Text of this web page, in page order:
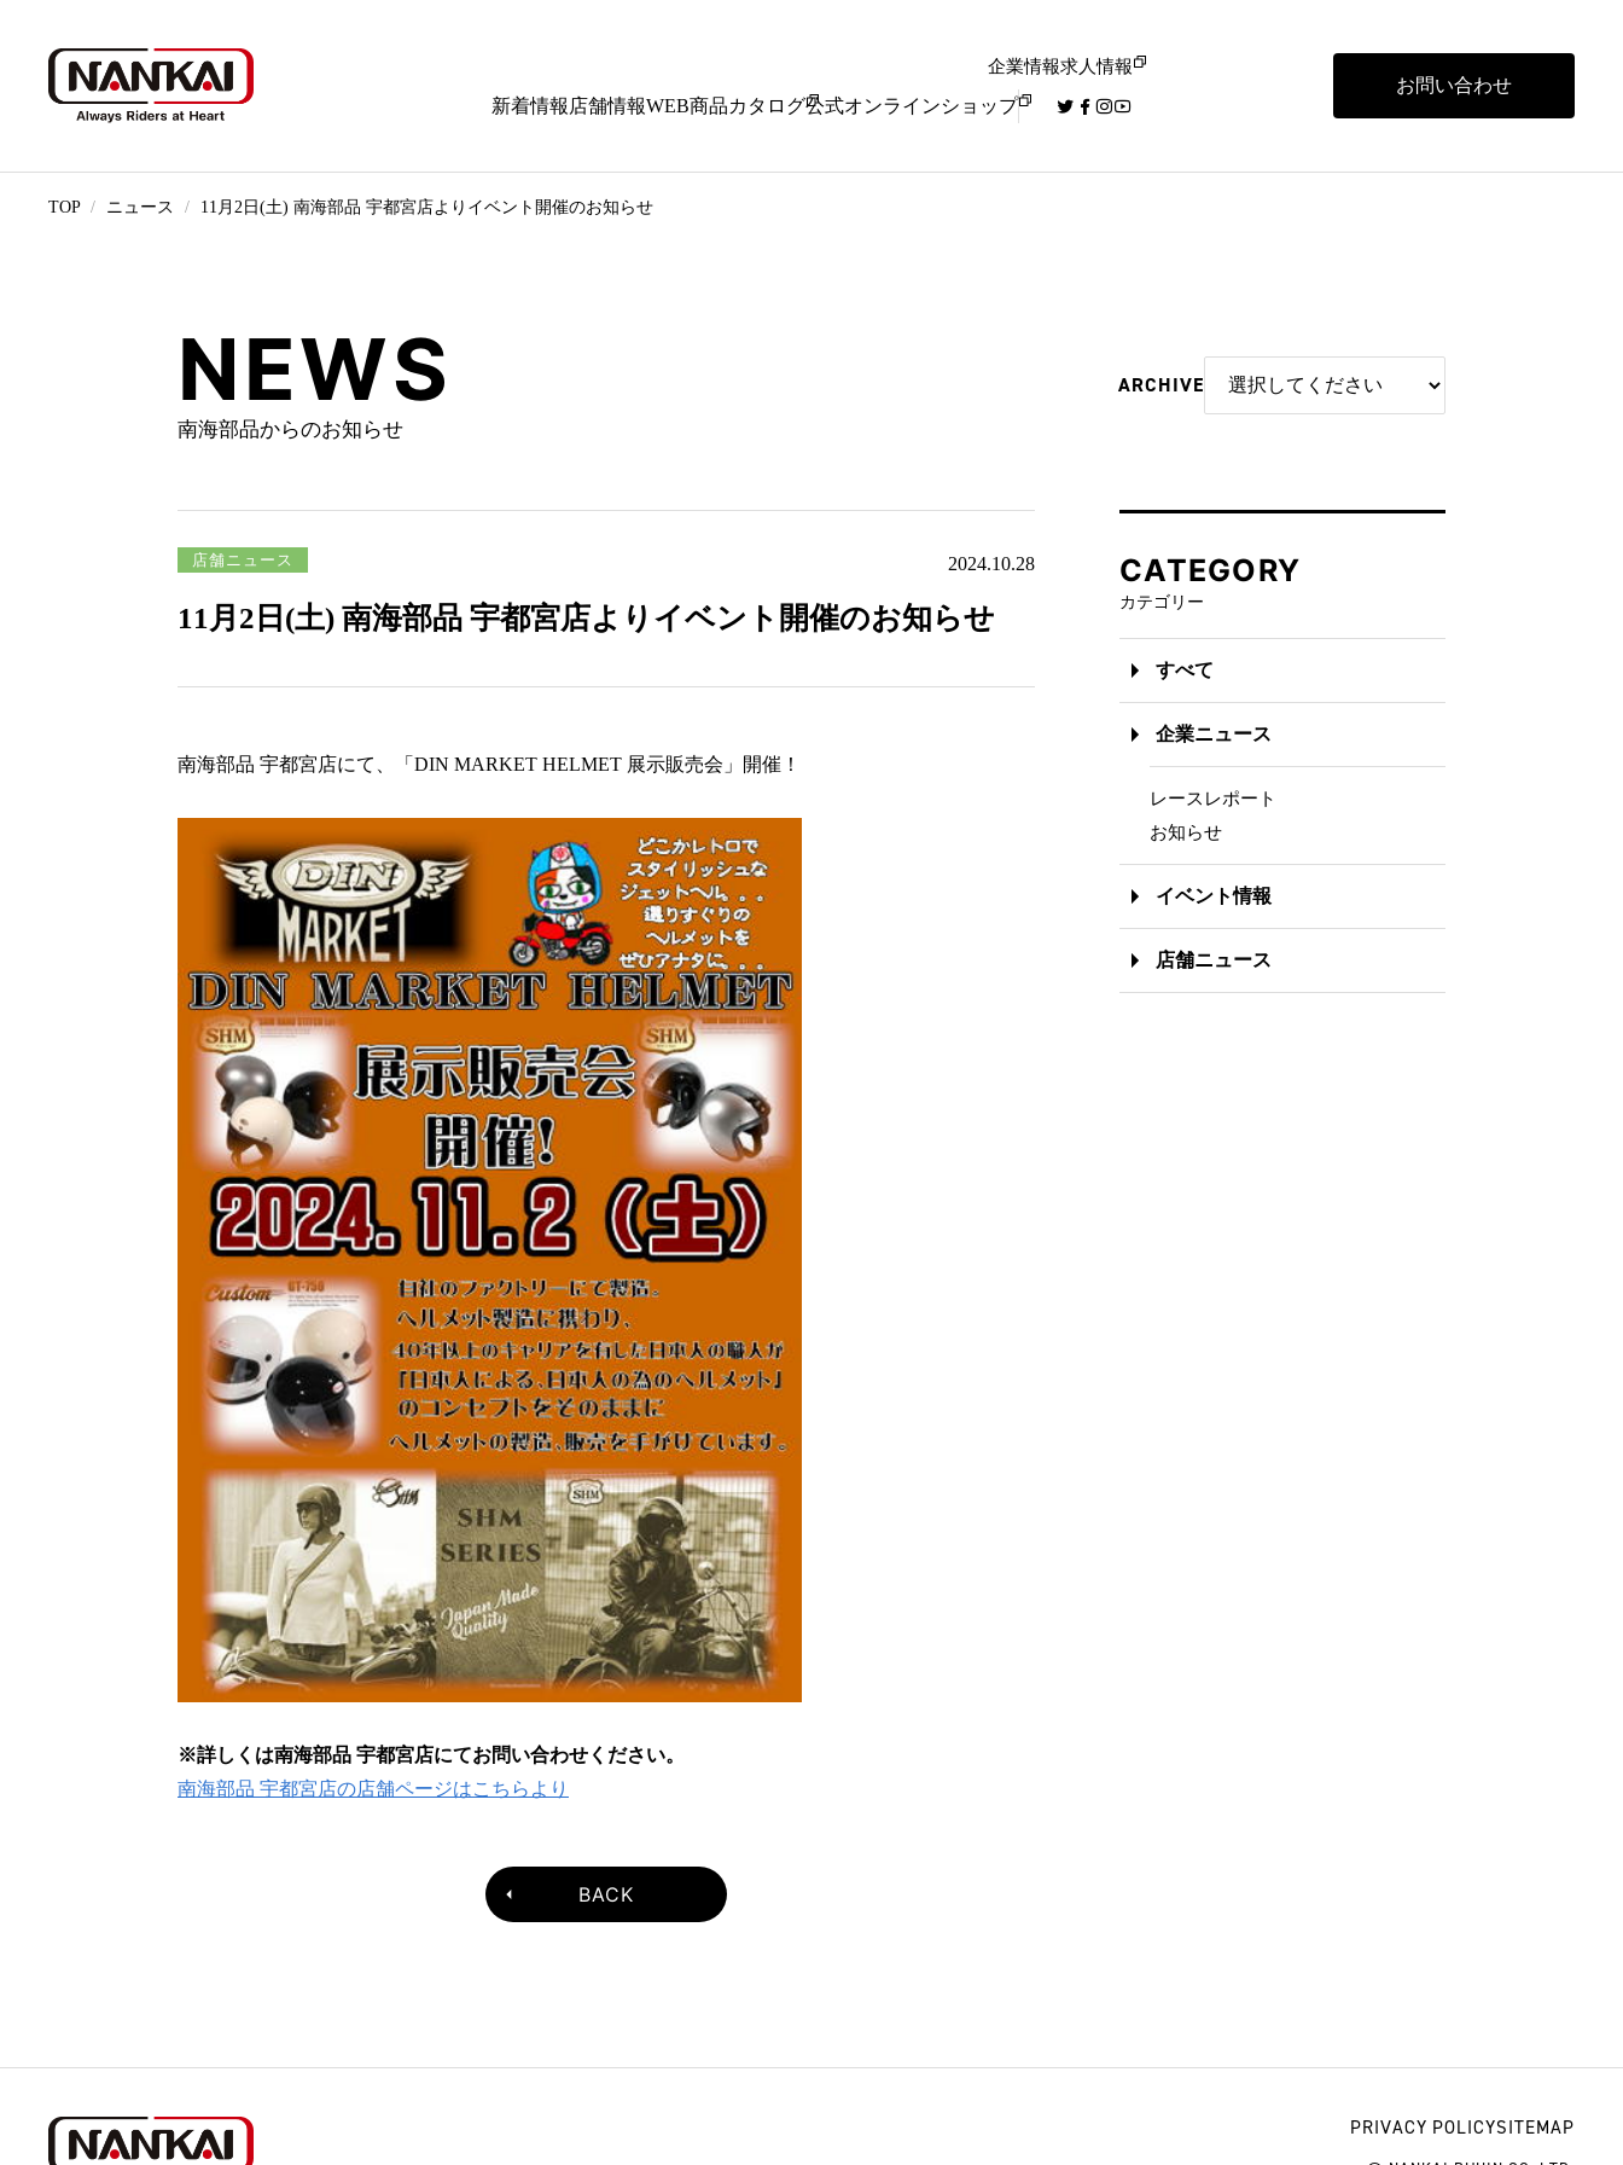
企業情報求人情報
新着情報 店舗情報WEB商品カタログ公式オンラインショップ
お問い合わせ
TOP ニュース 11月2日(土) 南海部品 宇都宮店よりイベント開催のお知らせ
NEWS
南海部品からのお知らせ
ARCHIVE
店舗ニュース 2024.10.28
11月2日(土) 南海部品 宇都宮店よりイベント開催のお知らせ
南海部品 宇都宮店にて、「DIN MARKET HELMET 展示販売会」開催！
※詳しくは南海部品 宇都宮店にてお問い合わせください。
南海部品 宇都宮店の店舗ページはこちらより
BACK
CATEGORY
カテゴリー
すべて
企業ニュース
レースレポート
お知らせ
イベント情報
店舗ニュース
PRIVACY POLICYSITEMAP